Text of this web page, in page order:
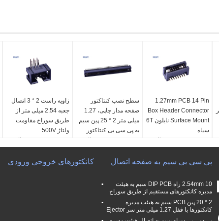
زاویه راست 2 * 3 اتصال
جعبه 2.54 میلی متر از
طریق سوراخ مقاومت
ولتاژ 500V
20mΩ
سطح نصب کنتاکتور
صفحه مدار چاپی، 1.27
میلی متر 2 * 25 پین سیم
به پی سی بی کنتاکتور
20mΩ
مقاومت عایق::
1000MΩ
1.27mm PCB 14 Pin
Box Header Connector
Surface Mount نایلون 6T
سیاه
20mΩ
ولت AC/DC
مقاومت عایق:: حداقل
1000MΩ
کانکتورهای خروجی ورودی پی سی بی سیم به صفحه اتصال
2.54mm 10 راه DIP PCB سیم به هیئت
مدیره کانکتورهای مستقیم از طریق سوراخ
2 * 20 پین PCB سیم به هیئت مدیره
کانکتورها با قفل 1.27 میلی متر سر Ejector